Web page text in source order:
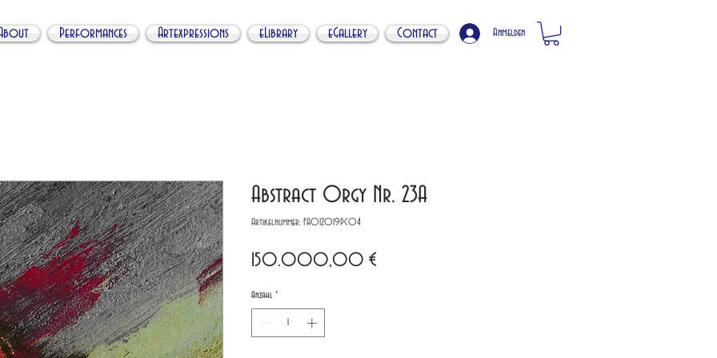
Performances Artexpressions eLibrary eGallery Contact Anmelden
Abstract Orgy Nr. 23A
Artikelnummer: FA012019PC04
150.000,00 €
Anzahl *